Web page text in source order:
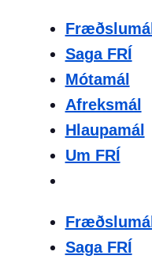
Fræðslumál
Saga FRÍ
Mótamál
Afreksmál
Hlaupamál
Um FRÍ
Fræðslumál
Saga FRÍ